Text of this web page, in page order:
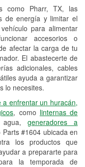
como Pharr, TX, las
de energía y limitar el
para alimentar
accesorios o
afectar la carga de tu
El abastecerte de
adicionales, cables
ayuda a garantizar
lo necesites.
enfrentar un huracán,
, como linternas de
generadores a
Parts #1604 ubicada en
los productos que
a prepararte para
la temporada de
la medida